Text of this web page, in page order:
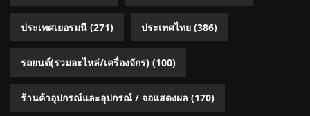
ประเทศเยอรมนี (271) ประเทศไทย (386)
รถยนต์(รวมอะไหล่/เครื่องจักร) (100)
ร้านค้าอุปกรณ์และอุปกรณ์ / จอแสดงผล (170)